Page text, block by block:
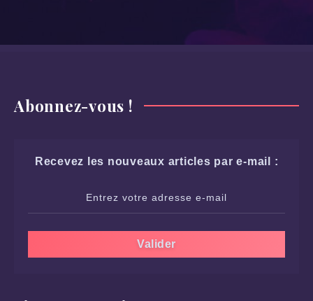
Abonnez-vous !
Recevez les nouveaux articles par e-mail :